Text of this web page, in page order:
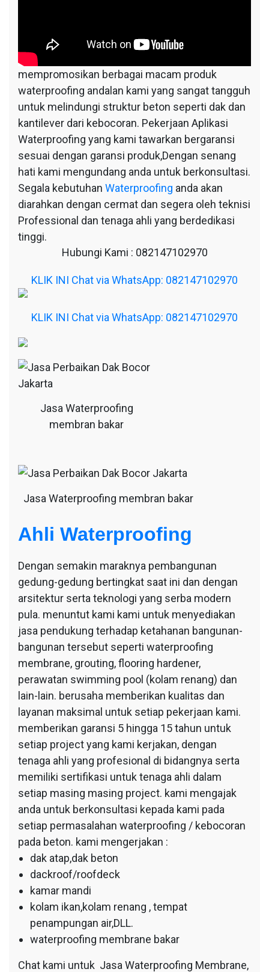
mempromosikan berbagai macam produk
waterproofing andalan kami yang sangat tangguh
untuk melindungi struktur beton seperti dak dan
kantilever dari kebocoran. Pekerjaan Aplikasi
Waterproofing yang kami tawarkan bergaransi
sesuai dengan garansi produk,Dengan senang
hati kami mengundang anda untuk berkonsultasi.
Segala kebutuhan Waterproofing anda akan
diarahkan dengan cermat dan segera oleh teknisi
Professional dan tenaga ahli yang berdedikasi
tinggi.
Hubungi Kami : 082147102970
KLIK INI Chat via WhatsApp: 082147102970
KLIK INI Chat via WhatsApp: 082147102970
Jasa Waterproofing
membran bakar
Jasa Waterproofing membran bakar
Ahli Waterproofing
Dengan semakin maraknya pembangunan
gedung-gedung bertingkat saat ini dan dengan
arsitektur serta teknologi yang serba modern
pula. menuntut kami kami untuk menyediakan
jasa pendukung terhadap ketahanan bangunan-
bangunan tersebut seperti waterproofing
membrane, grouting, flooring hardener,
perawatan swimming pool (kolam renang) dan
lain-lain. berusaha memberikan kualitas dan
layanan maksimal untuk setiap pekerjaan kami.
memberikan garansi 5 hingga 15 tahun untuk
setiap project yang kami kerjakan, dengan
tenaga ahli yang profesional di bidangnya serta
memiliki sertifikasi untuk tenaga ahli dalam
setiap masing masing project. kami mengajak
anda untuk berkonsultasi kepada kami pada
setiap permasalahan waterproofing / kebocoran
pada beton. kami mengerjakan :
dak atap,dak beton
dackroof/roofdeck
kamar mandi
kolam ikan,kolam renang , tempat
penampungan air,DLL.
waterproofing membrane bakar
Chat kami untuk Jasa Waterproofing Membrane,